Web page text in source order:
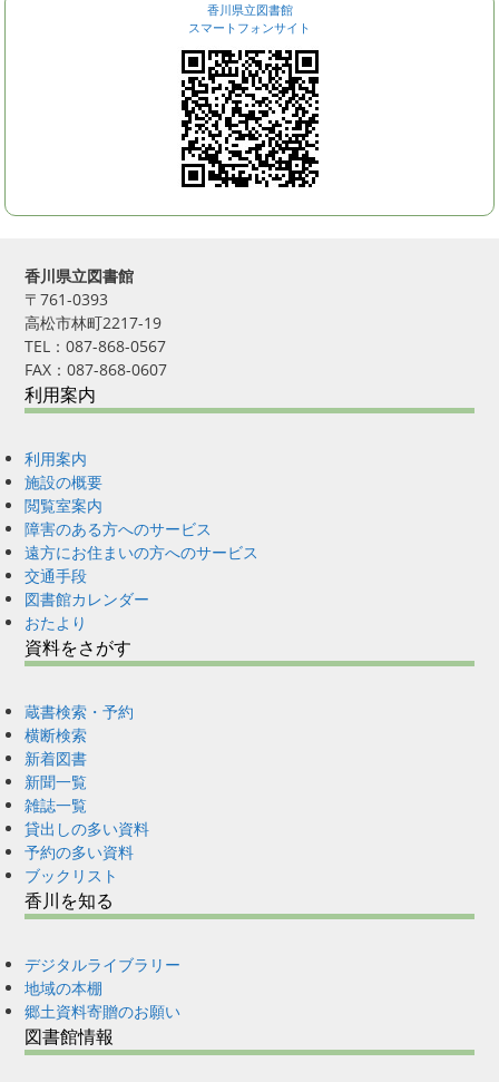
香川県立図書館
スマートフォンサイト
香川県立図書館
〒761-0393
高松市林町2217-19
TEL：087-868-0567
FAX：087-868-0607
利用案内
利用案内
施設の概要
閲覧室案内
障害のある方へのサービス
遠方にお住まいの方へのサービス
交通手段
図書館カレンダー
おたより
資料をさがす
蔵書検索・予約
横断検索
新着図書
新聞一覧
雑誌一覧
貸出しの多い資料
予約の多い資料
ブックリスト
香川を知る
デジタルライブラリー
地域の本棚
郷土資料寄贈のお願い
図書館情報